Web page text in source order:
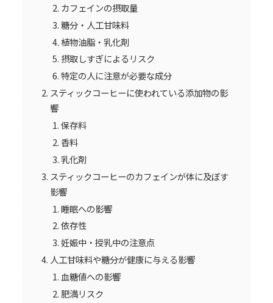
カフェインの摂取量
糖分・人工甘味料
植物油脂・乳化剤
摂取しすぎによるリスク
特定の人に注意が必要な成分
スティックコーヒーに使われている添加物の影
響
保存料
香料
乳化剤
スティックコーヒーのカフェインが体に及ぼす
影響
睡眠への影響
依存性
妊娠中・授乳中の注意点
人工甘味料や糖分が健康に与える影響
血糖値への影響
肥満リスク